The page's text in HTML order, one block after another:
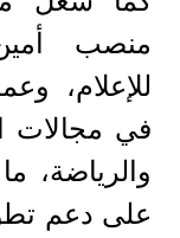
منصب
للإعلام،
في مجالات
والرياضة،
على دعم